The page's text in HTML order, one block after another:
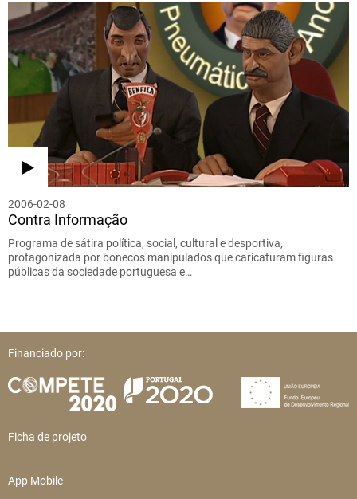
2006-02-08
Contra Informação
Programa de sátira política, social, cultural e desportiva,
protagonizada por bonecos manipulados que caricaturam figuras
públicas da sociedade portuguesa e…
Financiado por:
Ficha de projeto
App Mobile